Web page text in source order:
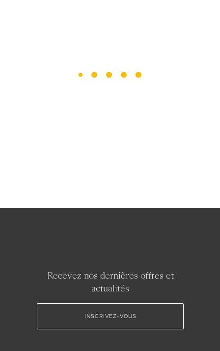
Recevez nos dernières offres et
actualités
INSCRIVEZ-VOUS